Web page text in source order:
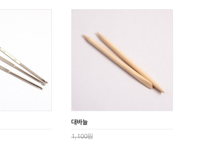
대바늘
1,100원